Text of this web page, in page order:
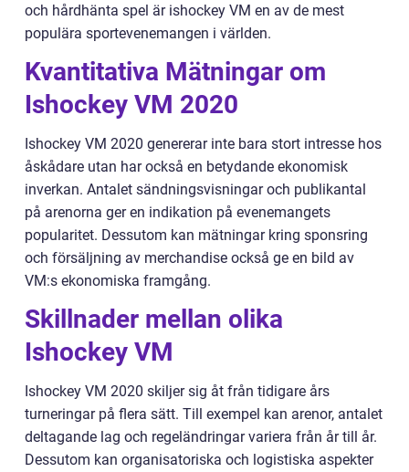
och hårdhänta spel är ishockey VM en av de mest
populära sportevenemangen i världen.
Kvantitativa Mätningar om
Ishockey VM 2020
Ishockey VM 2020 genererar inte bara stort intresse hos
åskådare utan har också en betydande ekonomisk
inverkan. Antalet sändningsvisningar och publikantal
på arenorna ger en indikation på evenemangets
popularitet. Dessutom kan mätningar kring sponsring
och försäljning av merchandise också ge en bild av
VM:s ekonomiska framgång.
Skillnader mellan olika
Ishockey VM
Ishockey VM 2020 skiljer sig åt från tidigare års
turneringar på flera sätt. Till exempel kan arenor, antalet
deltagande lag och regeländringar variera från år till år.
Dessutom kan organisatoriska och logistiska aspekter